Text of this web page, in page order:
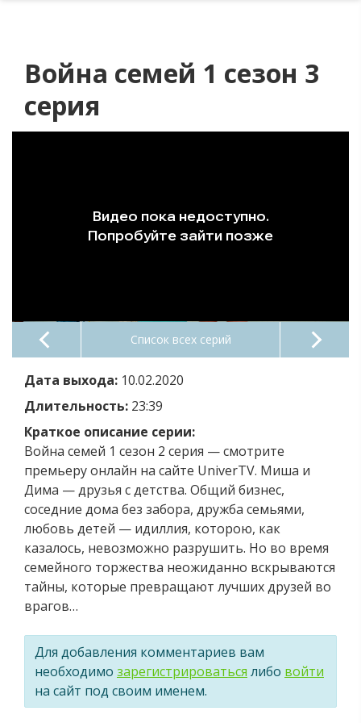
Война семей 1 сезон 3
серия
Список всех серий
Дата выхода: 10.02.2020
Длительность: 23:39
Краткое описание серии:
Война семей 1 сезон 2 серия — смотрите
премьеру онлайн на сайте UniverTV. Миша и
Дима — друзья с детства. Общий бизнес,
соседние дома без забора, дружба семьями,
любовь детей — идиллия, которою, как
казалось, невозможно разрушить. Но во время
семейного торжества неожиданно вскрываются
тайны, которые превращают лучших друзей во
врагов…
Для добавления комментариев вам
необходимо зарегистрироваться либо войти
на сайт под своим именем.